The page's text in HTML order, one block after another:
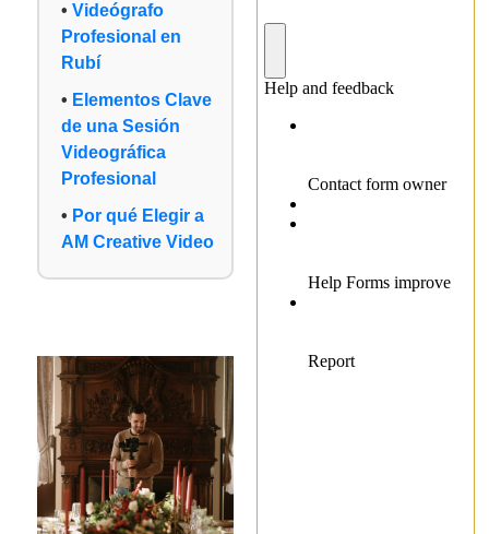
Videógrafo
Profesional en
Rubí
Elementos Clave
de una Sesión
Videográfica
Profesional
Por qué Elegir a
AM Creative Video